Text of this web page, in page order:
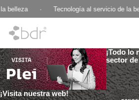
belleza Tecnología al servicio de la
¡Todo lo
sector
¡Visita nuestra web!